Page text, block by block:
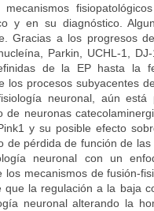
mecanismos
y en su diagnóstico.
Gracias a los progresos
Parkin, UCHL-1,
de la EP hasta la
los procesos subyacentes
neuronal, aún está
de neuronas
y su posible efecto
de pérdida de función de
neuronal con un
los mecanismos de fusión-
la regulación a la baja
neuronal alterando la